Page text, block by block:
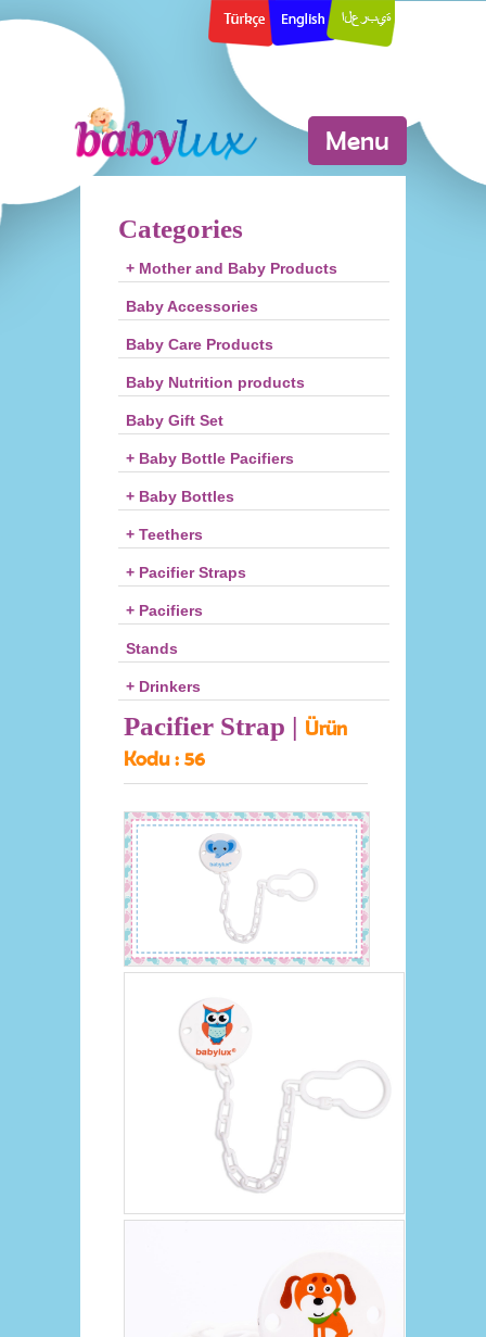
Menu
Categories
+ Mother and Baby Products
Baby Accessories
Baby Care Products
Baby Nutrition products
Baby Gift Set
+ Baby Bottle Pacifiers
+ Baby Bottles
+ Teethers
+ Pacifier Straps
+ Pacifiers
Stands
+ Drinkers
Pacifier Strap | Ürün
Kodu : 56